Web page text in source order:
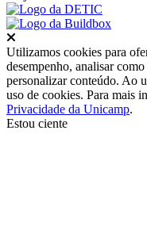
Utilizamos cookies para
desempenho, analisar
personalizar conteúdo. Ao
uso de cookies. Para mais
Privacidade da Unicamp.
Estou ciente